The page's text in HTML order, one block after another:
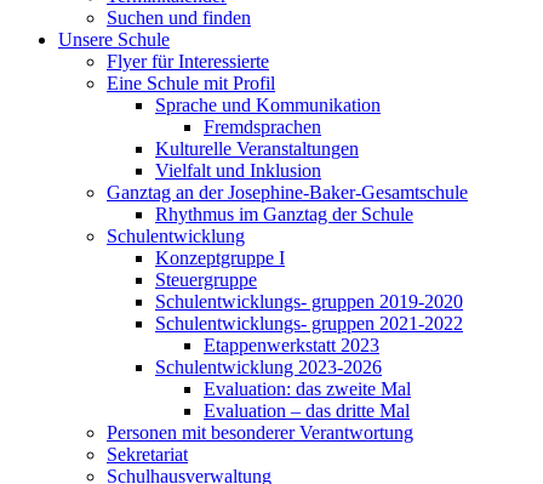
Suchen und finden
Unsere Schule
Flyer für Interessierte
Eine Schule mit Profil
Sprache und Kommunikation
Fremdsprachen
Kulturelle Veranstaltungen
Vielfalt und Inklusion
Ganztag an der Josephine-Baker-Gesamtschule
Rhythmus im Ganztag der Schule
Schulentwicklung
Konzeptgruppe I
Steuergruppe
Schulentwicklungs- gruppen 2019-2020
Schulentwicklungs- gruppen 2021-2022
Etappenwerkstatt 2023
Schulentwicklung 2023-2026
Evaluation: das zweite Mal
Evaluation – das dritte Mal
Personen mit besonderer Verantwortung
Sekretariat
Schulhausverwaltung